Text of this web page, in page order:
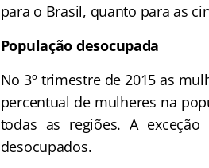
para o Brasil, quanto para as
População desocupada
No 3º trimestre de 2015 as
percentual de mulheres na
todas as regiões. A
desocupados.